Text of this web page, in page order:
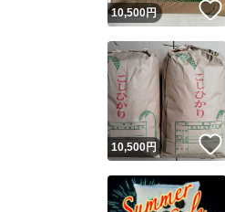
10,500円
10,500円